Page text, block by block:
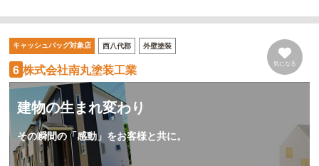
キャッシュバッグ対象店 西八代郡 外壁塗装
6 株式会社南丸塗装工業 気になる
建物の生まれ変わり
その瞬間の「感動」をお客様と共に。